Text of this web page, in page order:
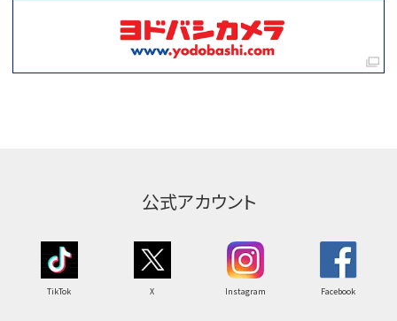
公式アカウント
TikTok X Instagram Facebook